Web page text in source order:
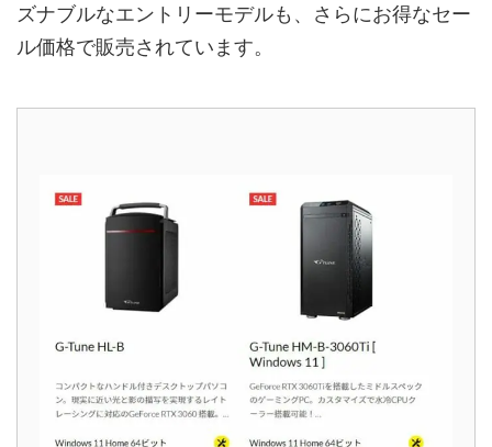
ズナブルなエントリーモデルも、さらにお得なセー
ル価格で販売されています。